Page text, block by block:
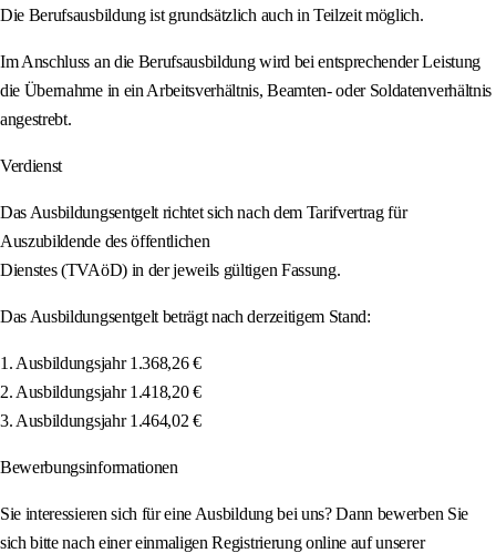
Die Berufsausbildung ist grundsätzlich auch in Teilzeit möglich.
Im Anschluss an die Berufsausbildung wird bei entsprechender Leistung
die Übernahme in ein Arbeitsverhältnis, Beamten- oder Soldatenverhältnis
angestrebt.
Verdienst
Das Ausbildungsentgelt richtet sich nach dem Tarifvertrag für
Auszubildende des öffentlichen
Dienstes (TVAöD) in der jeweils gültigen Fassung.
Das Ausbildungsentgelt beträgt nach derzeitigem Stand:
1. Ausbildungsjahr 1.368,26 €
2. Ausbildungsjahr 1.418,20 €
3. Ausbildungsjahr 1.464,02 €
Bewerbungsinformationen
Sie interessieren sich für eine Ausbildung bei uns? Dann bewerben Sie
sich bitte nach einer einmaligen Registrierung online auf unserer